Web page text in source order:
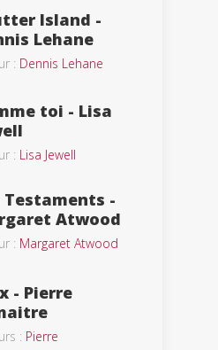
Island -
Lehane
: Dennis Lehane
toi - Lisa
: Lisa Jewell
Testaments -
Atwood
: Margaret Atwood
- Pierre
: Pierre